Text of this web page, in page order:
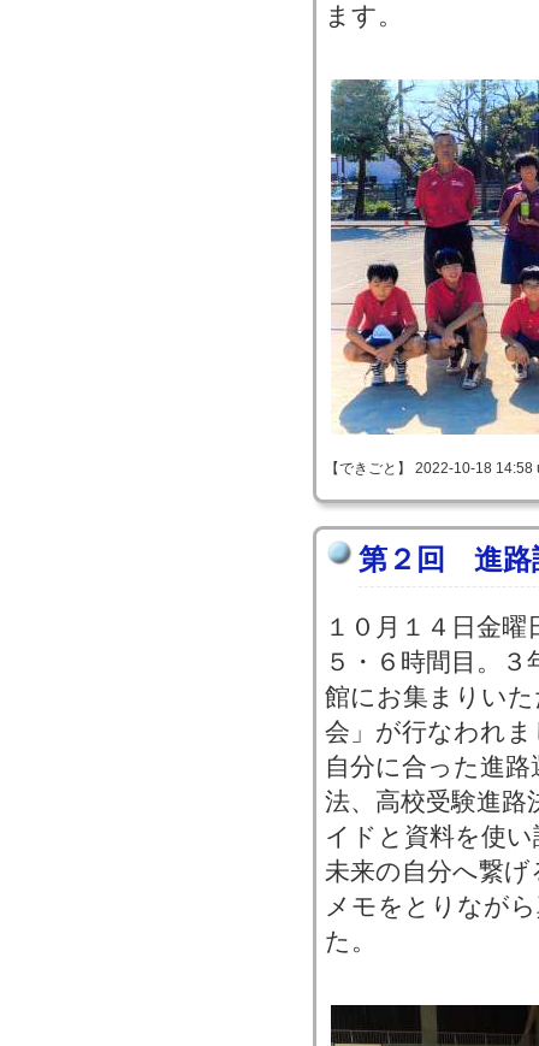
ます。
【できごと】 2022-10-18
第２回 進路
１０月１４日金曜
５・６時間目。
館にお集まりい
会」が行なわれ
自分に合った進
法、高校受験進
イドと資料を使
未来の自分へ繋
メモをとりなが
た。